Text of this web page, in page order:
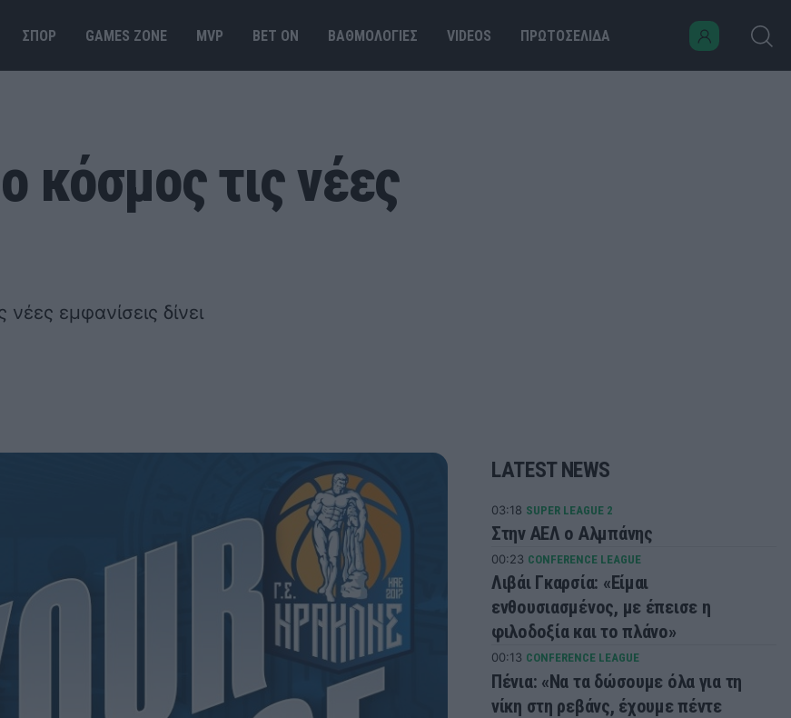
ΣΠΟΡ GAMES ΖΟΝΕ MVP BET ΟΝ ΒΑΘΜΟΛΟΓΙΕΣ VIDEOS ΠΡΩΤΟΣΕΛΙΔΑ
κόσμος τις νέες
εμφανίσεις δίνει
LATEST NEWS
03:18 SUPER LEAGUE 2
Στην ΑΕΛ ο Αλμπάνης
00:23 CONFERENCE LEAGUE
Λιβάι Γκαρσία: «Είμαι
ενθουσιασμένος, με έπεισε η
φιλοδοξία και το πλάνο»
00:13 CONFERENCE LEAGUE
Πένια: «Να τα δώσουμε όλα για τη
νίκη στη ρεβάνς, έχουμε πέντε